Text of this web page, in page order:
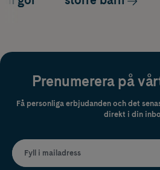
Prenumerera på
Få personliga erbjudanden och det
direkt i din
Fyll i mailadress